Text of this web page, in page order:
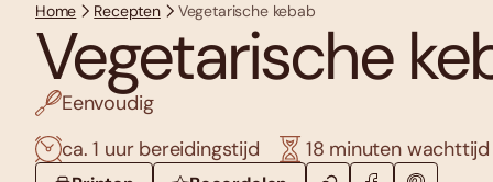
Home Recepten Vegetarische kebab
Vegetarische
Eenvoudig
ca. 1 uur bereidingstijd
18 minuten wachttijd